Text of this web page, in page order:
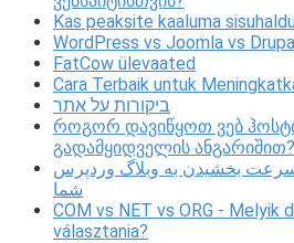
Kas peaksite kaaluma
WordPress vs Joomla vs
FatCow ülevaated
Cara Terbaik untuk
ביקורות על אתר
როგორ დავიწყოთ ვებ
გადამყიდველის ანგარიშით?
بخشیدن به وبلاگ وردپرس
شما
COM vs NET vs ORG -
választania?